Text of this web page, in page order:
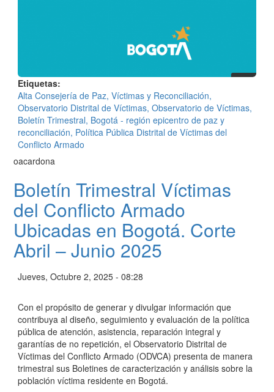
Etiquetas
Alta Consejería de Paz, Víctimas y Reconciliación,
Observatorio Distrital de Víctimas, Observatorio de Víctimas,
Boletín Trimestral, Bogotá - región epicentro de paz y
reconciliación, Política Pública Distrital de Víctimas del
Conflicto Armado
oacardona
Boletín Trimestral Víctimas
del Conflicto Armado
Ubicadas en Bogotá. Corte
Abril – Junio 2025
Jueves, Octubre 2, 2025 - 08:28
Con el propósito de generar y divulgar información que
contribuya al diseño, seguimiento y evaluación de la política
pública de atención, asistencia, reparación integral y
garantías de no repetición, el Observatorio Distrital de
Víctimas del Conflicto Armado (ODVCA) presenta de manera
trimestral sus Boletines de caracterización y análisis sobre la
población víctima residente en Bogotá.